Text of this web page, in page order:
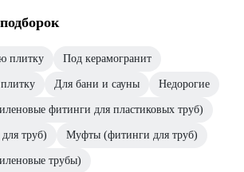
плитку Под керамогранит
Для бани и сауны Недорогие
фитинги для пластиковых труб)
труб) Муфты (фитинги для труб)
трубы)